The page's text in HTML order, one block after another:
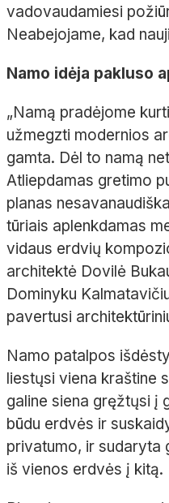
vadovaudamiesi
Neabejojame, kad
Namo idėja pakluso
„Namą pradėjome
užmegzti modernios
gamta. Dėl to namą
Atliepdamas gretimo
planas
tūriais aplenkdamas
vidaus erdvių
architektė Dovilė
Dominyku
pavertusi
Namo patalpos
liestųsi viena kraštine
galine siena gręžtųsi į
būdu erdvės ir
privatumo, ir sudaryta
iš vienos erdvės į kitą.